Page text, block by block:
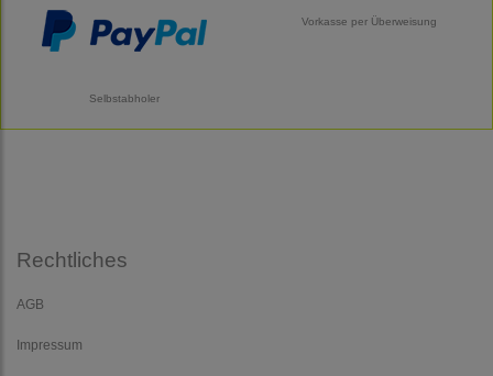
Vorkasse per Überweisung
Selbstabholer
Rechtliches
AGB
Impressum